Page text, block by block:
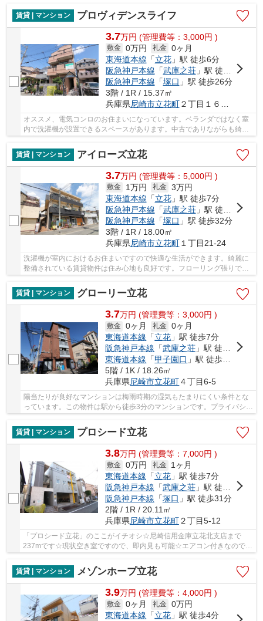
賃貸 | マンション
プロヴィデンスライフ
3.7万円 (管理費等：3,000円 )
敷金 0万円 礼金 0ヶ月
東海道本線 「立花」駅 徒歩6分
阪急神戸本線 「武庫之荘」駅 徒歩21分
阪急神戸本線 「塚口 」駅 徒歩26分
3階 / 1R / 15.37㎡
兵庫県尼崎市立花町２丁目１６－２５
オススメ、電気コンロのお住まいになっています。ベランダではなく室
内で洗濯機が設置できるスペースがあります。中古でありながらも綺麗
な室内と魅力的な環境のあるお部屋です。エア...
賃貸 | マンション
アイローズ立花
3.7万円 (管理費等：5,000円 )
敷金 1万円 礼金 3万円
東海道本線 「立花」駅 徒歩7分
阪急神戸本線 「武庫之荘」駅 徒歩28分
阪急神戸本線 「塚口 」駅 徒歩32分
3階 / 1R / 18.00㎡
兵庫県尼崎市立花町１丁目21-24
洗濯機が室内におけるお住まいですので快適な生活ができます。綺麗に
整備されている賃貸物件は住み心地も良好です。フローリング張りでお
掃除も快適な物件となっています。よく自転車...
賃貸 | マンション
グローリー立花
3.7万円 (管理費等：3,000円 )
敷金 0ヶ月 礼金 0ヶ月
東海道本線 「立花 」駅 徒歩7分
阪急神戸本線 「武庫之荘 」駅 徒歩20分
東海道本線 「甲子園口 」駅 徒歩36分
5階 / 1K / 18.26㎡
兵庫県尼崎市立花町４丁目6-5
陽当たりが良好なマンションは梅雨時期の湿気もたまりにくい条件とな
っています。この物件は駅から徒歩3分のマンションです。プライバシー
賃貸 | マンション
プロシード立花
3.8万円 (管理費等：7,000円 )
敷金 0万円 礼金
1ヶ月
東海道本線 「立花」駅 徒歩7分
阪急神戸本線 「武庫之荘」駅 徒歩21分
阪急神戸本線 「塚口 」駅 徒歩31分
2階 / 1R / 20.11㎡
兵庫県尼崎市立花町２丁目5-12
「プロシード立花」のここがイチオシ☆尼崎信用金庫立花北支店まで
237mです☆現状空き室ですので、即内見も可能☆エアコン付きなので、
賃貸 | マンション
メゾンホープ立花
3.9万円 (管理費等：4,000円 )
敷金 0ヶ月 礼金 0万円
東海道本線 「立花 」駅 徒歩4分